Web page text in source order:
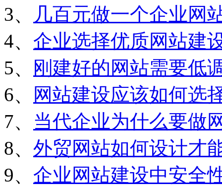
3、
几百元做一个企业网
4、 企业选择优质网站建
5、
刚建好的网站需要低
6、
网站建设应该如何选
7、 当代企业为什么要做
8、 外贸网站如何设计才
9、 企业网站建设中安全